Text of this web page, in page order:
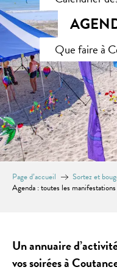
Que faire à
Page d’accueil Sortez et
Agenda : toutes les manifestations
Un annuaire
vos soirées à